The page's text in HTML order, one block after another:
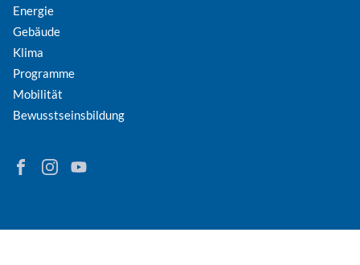
Energie
Gebäude
Klima
Programme
Mobilität
Bewusstseinsbildung
Finden Sie Energie in Niederösterreich auf Facebook
Folgen Sie Energie in Niederösterreich auf Instagram
Besuchen Sie den YouTube-Kanal der eNu